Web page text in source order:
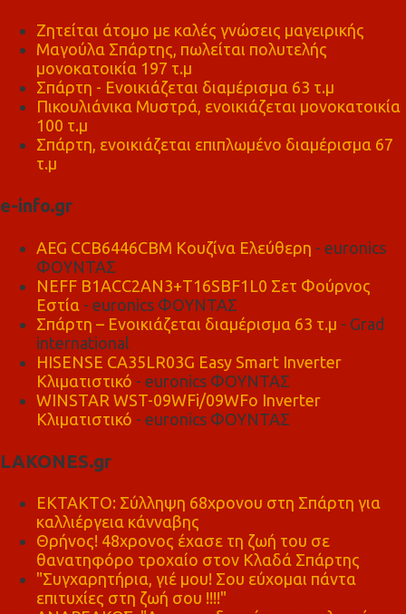
Ζητείται άτομο με καλές γνώσεις μαγειρικής
Μαγούλα Σπάρτης, πωλείται πολυτελής
μονοκατοικία 197 τ.μ
Σπάρτη - Ενοικιάζεται διαμέρισμα 63 τ.μ
Πικουλιάνικα Μυστρά, ενοικιάζεται μονοκατοικία
100 τ.μ
Σπάρτη, ενοικιάζεται επιπλωμένο διαμέρισμα 67
τ.μ
e-info.gr
AEG CCB6446CBM Κουζίνα Ελεύθερη - euronics
ΦΟΥΝΤΑΣ
NEFF B1ACC2AN3+T16SBF1L0 Σετ Φούρνος
Εστία - euronics ΦΟΥΝΤΑΣ
Σπάρτη – Ενοικιάζεται διαμέρισμα 63 τ.μ - Grad
international
HISENSE CA35LR03G Easy Smart Inverter
Κλιματιστικό - euronics ΦΟΥΝΤΑΣ
WINSTAR WST-09WFi/09WFo Inverter
Κλιματιστικό - euronics ΦΟΥΝΤΑΣ
LAKONES.gr
ΕΚΤΑΚΤΟ: Σύλληψη 68χρονου στη Σπάρτη για
καλλιέργεια κάνναβης
Θρήνος! 48χρονος έχασε τη ζωή του σε
θανατηφόρο τροχαίο στον Κλαδά Σπάρτης
"Συγχαρητήρια, γιέ μου! Σου εύχομαι πάντα
επιτυχίες στη ζωή σου !!!!"